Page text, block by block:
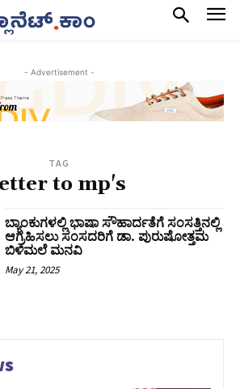
- Advertisement -
TAG
to mp's
ಬ್ಯಾಂಕುಗಳಲ್ಲಿ ಭಾಷಾ ಸೌಹಾರ್ದತೆಗೆ ಸಂಸತ್ತಿನಲ್ಲಿ
ಆಗ್ರಹಿಸಲು ಸಂಸದರಿಗೆ ಡಾ. ಪುರುಷೋತ್ತಮ
ಬಿಳಿಮಲೆ ಮನವಿ
May 21, 2025